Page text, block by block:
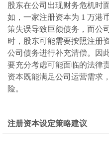
股东在公司出现财务危机时
如，一家注册资本为 1 万港
策失误导致巨额债务，而公
时，股东可能需要按照注册
公司债务进行补充清偿。因
要充分考虑可能面临的法律
资本既能满足公司运营需求
险。
注册资本设定策略建议